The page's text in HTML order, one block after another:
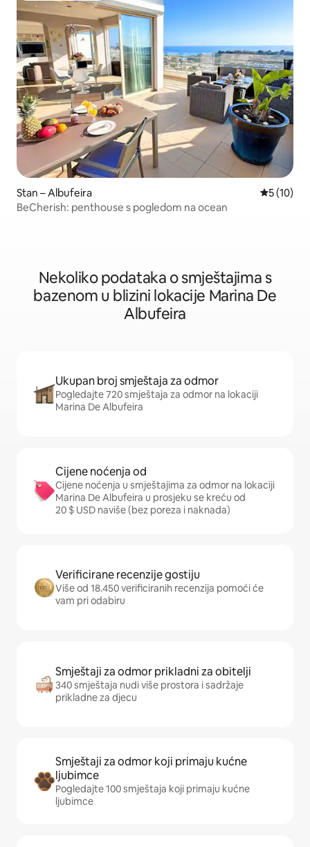
Stan – Albufeira Prosječna
5 (10)
BeCherish: penthouse s pogledom na ocean
Nekoliko podataka o smještajima s
bazenom u blizini lokacije Marina De
Albufeira
Ukupan broj smještaja za odmor
Pogledajte 720 smještaja za odmor na lokaciji
Marina De Albufeira
Cijene noćenja od
Cijene noćenja u smještajima za odmor na lokaciji
Marina De Albufeira u prosjeku se kreću od
20 $ USD naviše (bez poreza i naknada)
Verificirane recenzije gostiju
Više od 18.450 verificiranih recenzija pomoći će
vam pri odabiru
Smještaji za odmor prikladni za obitelji
340 smještaja nudi više prostora i sadržaje
prikladne za djecu
Smještaji za odmor koji primaju kućne
ljubimce
Pogledajte 100 smještaja koji primaju kućne
ljubimce